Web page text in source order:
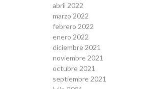
abril 2022
marzo 2022
febrero 2022
enero 2022
diciembre 2021
noviembre 2021
octubre 2021
septiembre 2021